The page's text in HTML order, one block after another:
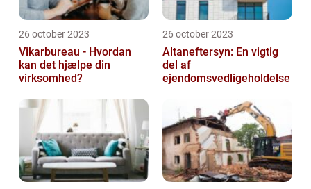
26 october 2023
Vikarbureau - Hvordan
kan det hjælpe din
virksomhed?
26 october 2023
Altaneftersyn: En vigtig
del af
ejendomsvedligeholdelse